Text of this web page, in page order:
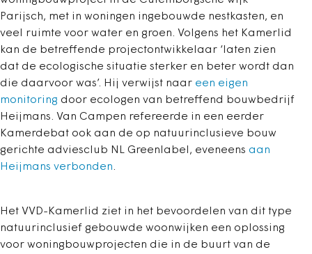
Parijsch, met in woningen ingebouwde nestkasten, en
veel ruimte voor water en groen. Volgens het Kamerlid
kan de betreffende projectontwikkelaar ‘laten zien
dat de ecologische situatie sterker en beter wordt dan
die daarvoor was’. Hij verwijst naar een eigen
monitoring door ecologen van betreffend bouwbedrijf
Heijmans. Van Campen refereerde in een eerder
Kamerdebat ook aan de op natuurinclusieve bouw
gerichte adviesclub NL Greenlabel, eveneens aan
Heijmans verbonden.
Het VVD-Kamerlid ziet in het bevoordelen van dit type
natuurinclusief gebouwde woonwijken een oplossing
voor woningbouwprojecten die in de buurt van de